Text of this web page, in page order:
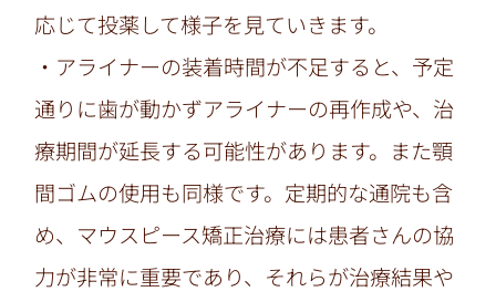
応じて投薬して様子を見ていきます。
・アライナーの装着時間が不足すると、予定
通りに歯が動かずアライナーの再作成や、治
療期間が延長する可能性があります。また顎
間ゴムの使用も同様です。定期的な通院も含
め、マウスピース矯正治療には患者さんの協
力が非常に重要であり、それらが治療結果や